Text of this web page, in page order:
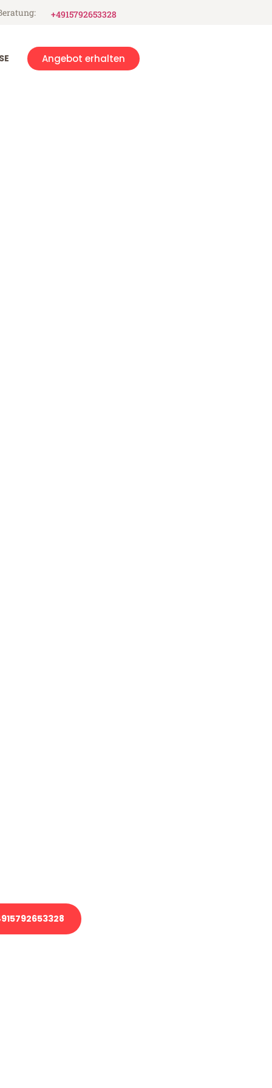
+4915792653328
Angebot erhalten